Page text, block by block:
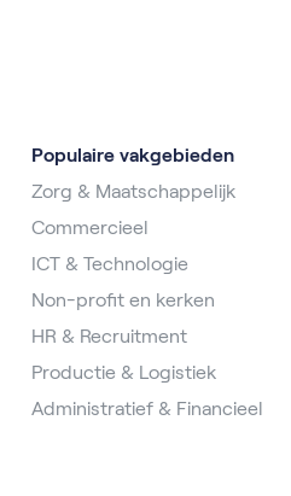
Populaire vakgebieden
Zorg & Maatschappelijk
Commercieel
ICT & Technologie
Non-profit en kerken
HR & Recruitment
Productie & Logistiek
Administratief & Financieel